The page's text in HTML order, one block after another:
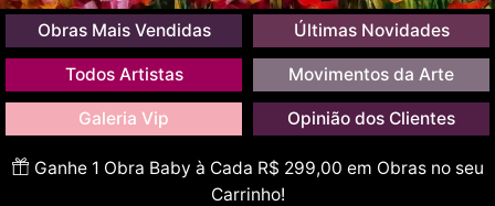
Obras Mais Vendidas Últimas Novidades
Todos Artistas Movimentos da Arte
Galeria Vip Opinião dos Clientes
Ganhe 1 Obra Baby à Cada R$ 299,00 em Obras no seu
Carrinho!